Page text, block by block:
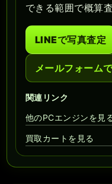
できる範囲で概算
LINEで写真査定
メールフォーム
関連リンク
他のPCエンジンを見
買取カートを見る